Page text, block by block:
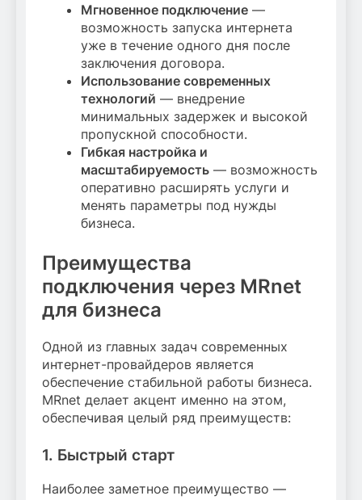
Мгновенное подключение —
возможность запуска интернета
уже в течение одного дня после
заключения договора.
Использование современных
технологий — внедрение
минимальных задержек и высокой
пропускной способности.
Гибкая настройка и
масштабируемость — возможность
оперативно расширять услуги и
менять параметры под нужды
бизнеса.
Преимущества
подключения через MRnet
для бизнеса
Одной из главных задач современных
интернет-провайдеров является
обеспечение стабильной работы бизнеса.
MRnet делает акцент именно на этом,
обеспечивая целый ряд преимуществ:
1. Быстрый старт
Наиболее заметное преимущество —